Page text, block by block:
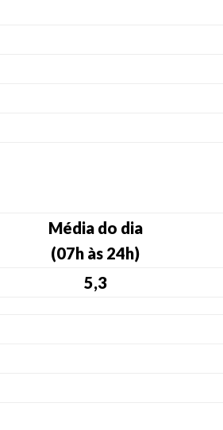
Média do dia
(07h às 24h)
5,3